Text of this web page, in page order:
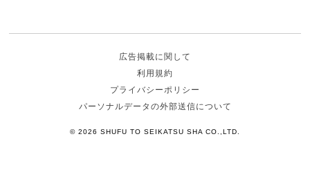
広告掲載に関して
利用規約
プライバシーポリシー
パーソナルデータの外部送信について
© 2026 SHUFU TO SEIKATSU SHA CO.,LTD.